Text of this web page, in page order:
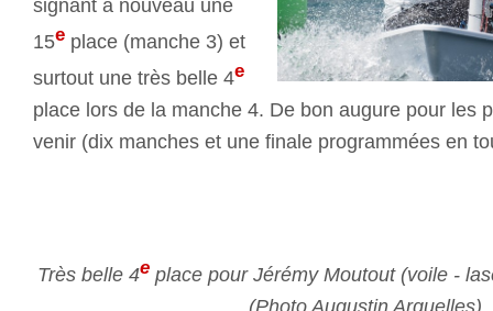
signant à nouveau une
15e place (manche 3) et
surtout une très belle 4e
place lors de la manche 4. De bon augure pour les
venir (dix manches et une finale programmées en
Très belle 4e place pour Jérémy Moutout (voile -